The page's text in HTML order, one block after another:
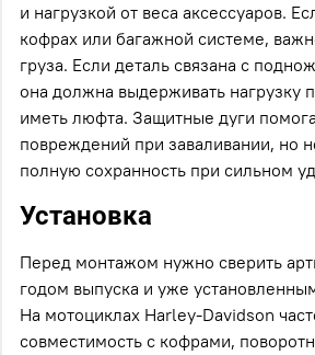
и нагрузкой от веса аксессуаров.
кофрах или багажной системе,
груза. Если деталь связана с
она должна выдерживать нагрузку
иметь люфта. Защитные дуги
повреждений при заваливании, но
полную сохранность при сильном
Установка
Перед монтажом нужно сверить
годом выпуска и уже
На мотоциклах Harley-Davidson
совместимость с кофрами,